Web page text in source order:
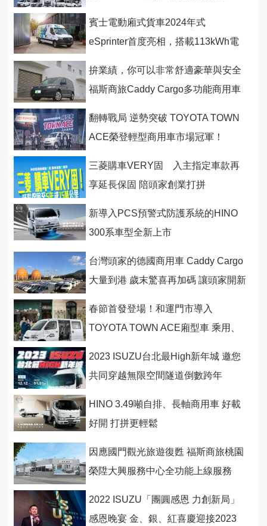
賓士電動廂式貨車2024年式
eSprinter首度亮相，搭載113kWh電
拚業績，你可以非常舒適豪華與安全
福斯商旅Caddy Cargo多功能商用車
翻轉戰局 逆勢突破 TOYOTA TOWN
ACE榮登輕型商用車市場冠軍！
三菱購車VERY固 入主指定車款再
享延長保固 陪頭家創業打拼
新導入PCS預警式防護系統的HINO
300系車型全新上市
台灣頭家的德國商用車 Caddy Cargo
大量到港 歲末驚喜再加碼 讓頭家開新
春節首發登場！和運門市導入
TOYOTA TOWN ACE廂型車 乘用、
2023 ISUZU台北最High新年城 邀您
共同穿越無限空間隧道倒數跨年
HINO 3.49噸自排、長軸商用車 好載
好開 打拼更輕鬆
因應國門觀光旅遊復甦 福斯商旅桃園
榮陞大興服務中心全功能上線服務
2022 ISUZU「團圓感恩 力創新局」
感恩晚宴 金、銀、紅喜慶迎接2023